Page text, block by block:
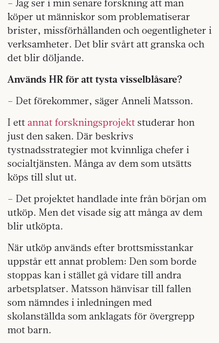
– Jag ser i min senare forskning att man
köper ut människor som problematiserar
brister, missförhållanden och oegentligheter i
verksamheter. Det blir svårt att granska och
det blir döljande.
Används HR för att tysta visselblåsare?
– Det förekommer, säger Anneli Matsson.
I ett annat forskningsprojekt studerar hon
just den saken. Där beskrivs
tystnadsstrategier mot kvinnliga chefer i
socialtjänsten. Många av dem som utsätts
köps till slut ut.
– Det projektet handlade inte från början om
utköp. Men det visade sig att många av dem
blir utköpta.
När utköp används efter brottsmisstankar
uppstår ett annat problem: Den som borde
stoppas kan i stället gå vidare till andra
arbetsplatser. Matsson hänvisar till fallen
som nämndes i inledningen med
skolanställda som anklagats för övergrepp
mot barn.